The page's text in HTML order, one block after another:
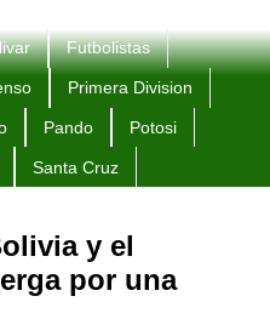
Futbolistas
Primera Division
Pando Potosi
Santa Cruz
y el
por una